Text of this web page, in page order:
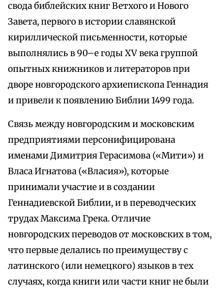
свода библейских книг Ветхого и Нового
Завета, первого в истории славянской
кириллической письменности, которые
выполнялись в 90–е годы XV века группой
опытных книжников и литераторов при
дворе новгородского архиепископа Геннадия
и привели к появлению Библии 1499 года.
Связь между новгородским и московским
предприятиями персонифицирована
именами Димитрия Герасимова («Мити») и
Власа Игнатова («Власия»), которые
принимали участие и в создании
Геннадиевской Библии, и в переводческих
трудах Максима Грека. Отличие
новгородских переводов от московских в том,
что первые делались по преимуществу с
латинского (или немецкого) языков в тех
случаях, когда книги или части книг не были